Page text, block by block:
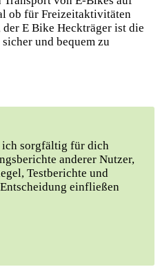
ob für Freizeitaktivitäten
E Bike Heckträger ist die
und bequem zu
ich sorgfältig für dich
anderer Nutzer,
Testberichte und
einfließen